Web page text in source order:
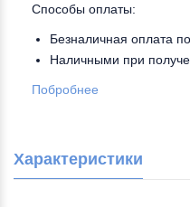
Способы оплаты:
Безналичная оплата
Наличными при
Побробнее
Характеристики